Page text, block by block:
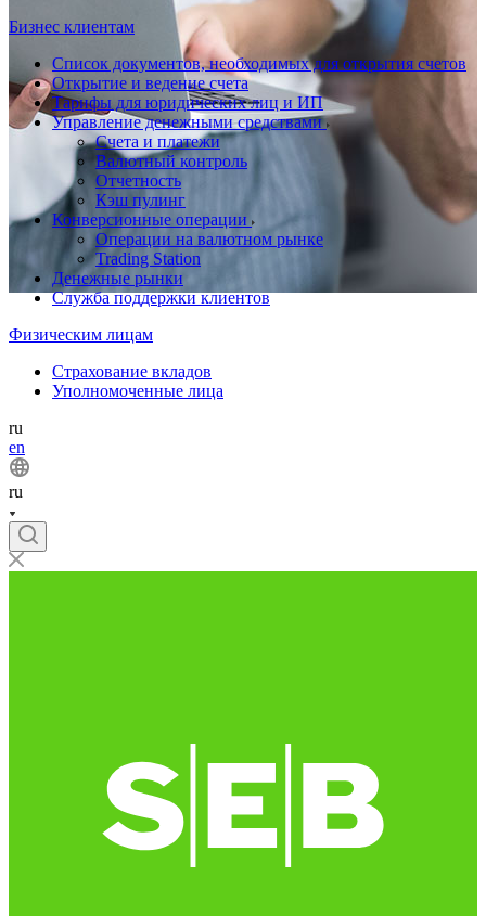
Бизнес клиентам
Список документов, необходимых для открытия счетов
Открытие и ведение счета
Тарифы для юридических лиц и ИП
Управление денежными средствами
Счета и платежи
Валютный контроль
Отчетность
Кэш пулинг
Конверсионные операции
Операции на валютном рынке
Trading Station
Денежные рынки
Служба поддержки клиентов
Физическим лицам
Страхование вкладов
Уполномоченные лица
ru
en
ru